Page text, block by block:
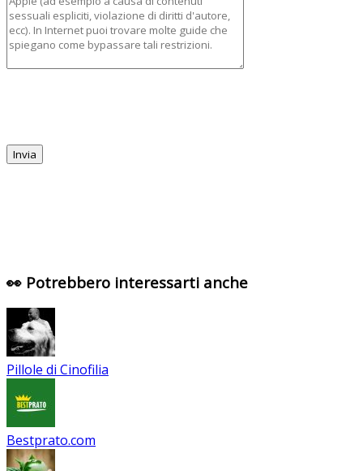
👀 Potrebbero interessarti anche
Pillole di Cinofilia
Bestprato.com